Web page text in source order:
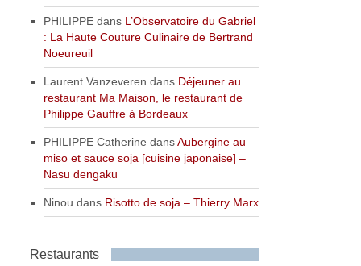
PHILIPPE dans L’Observatoire du Gabriel
: La Haute Couture Culinaire de Bertrand
Noeureuil
Laurent Vanzeveren dans Déjeuner au
restaurant Ma Maison, le restaurant de
Philippe Gauffre à Bordeaux
PHILIPPE Catherine dansAubergine au
miso et sauce soja [cuisine japonaise] –
Nasu dengaku
Ninou dans Risotto de soja – Thierry Marx
Restaurants